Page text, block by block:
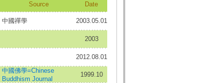
Source
Date
中國禪學
2003.05.01
2003
2012.08.01
中國佛學=Chinese
Buddhism Journal
1999.10